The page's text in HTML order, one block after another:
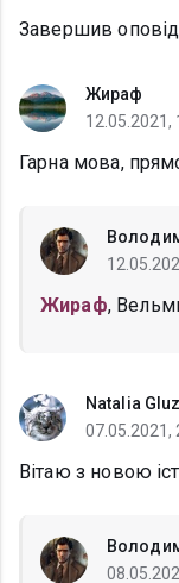
Завершив
Жираф
12.05.2021,
Гарна мова,
Жираф,
Natalia
07.05.2021,
Вітаю з новою